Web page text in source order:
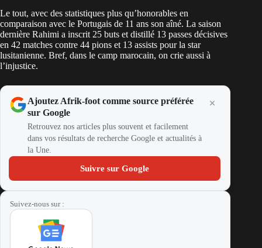
Le tout, avec des statistiques plus qu’honorables en
comparaison avec le Portugais de 11 ans son aîné. La saison
dernière Rahimi a inscrit 25 buts et distillé 13 passes décisives
en 42 matches contre 44 pions et 13 assists pour la star
lusitanienne. Bref, dans le camp marocain, on crie aussi à
l’injustice.
Ajoutez Afrik-foot comme source préférée
sur Google
Retrouvez nos articles plus souvent et facilement
dans vos résultats de recherche Google et actualités à
la Une.
Suivre sur Google
Suivez-nous sur :